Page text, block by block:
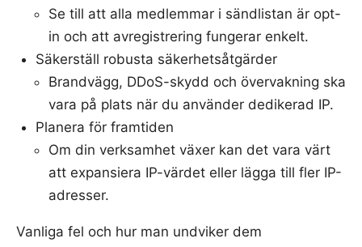
Se till att alla medlemmar i sändlistan är opt-
in och att avregistrering fungerar enkelt.
Säkerställ robusta säkerhetsåtgärder
Brandvägg, DDoS-skydd och övervakning ska
vara på plats när du använder dedikerad IP.
Planera för framtiden
Om din verksamhet växer kan det vara värt
att expansiera IP-värdet eller lägga till fler IP-
adresser.
Vanliga fel och hur man undviker dem